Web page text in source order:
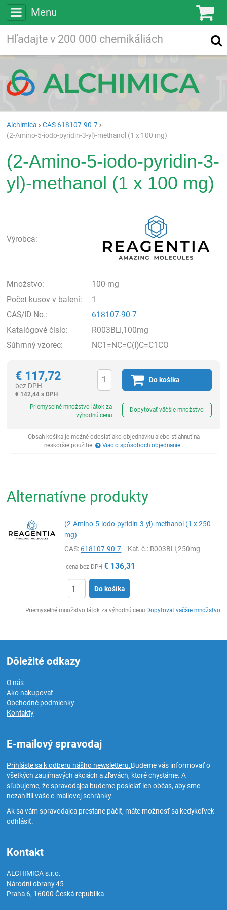
Menu
Vyhľadávanie
Alchimica
CAS 618107-90-7
(2-Amino-5-iodo-pyridin-3-yl)-methanol (1 x 100 mg)
(2-Amino-5-iodo-pyridin-3-
yl)-methanol (1 x 100 mg)
Výrobca:
Množstvo:
100 mg
Počet kusov v balení:
1
CAS/ID No.:
618107-90-7
Katalógové číslo:
R003BLI,100mg
Súhrnný vzorec:
NC1=NC=C(I)C=C1CO
€ 117,72
bez DPH
€ 142,44 s DPH
Do košíka
Priemyselné množstvo látok za
výhodnú cenu
Dopytovať väčšie množstvo
Obsah košíka je možné odoslať ako objednávku alebo stiahnuť na
neskoršie použitie.
Viac o spôsoboch objednanie .
Alternatívne produkty
(2-Amino-5-iodo-pyridin-3-yl)-methanol (1 x 250
mg)
CAS:618107-90-7 Kat. č.: R003BLI,250mg
cena bez DPH € 136,31
Do košíka
Priemyselné množstvo látok za výhodnú cenu Dopytovať väčšie množstvo
Dôležité odkazy
O nás
Ako nakupovať
Obchodné podmienky
Kontakty
E-mailový spravodaj
Prihláste sa k odberu nášho newsletteru.Budeme vás informovať o
všetkých zaujímavých akciách a zľavách, ktoré chystáme. A
sľubujeme, že spravodajca budeme posielať len občas, aby sme
nezahltili vaše e-mailovej schránky.
Ak sa vám spravodajca prestane páčiť, máte možnosť sa kedykoľvek
odhlásiť.
Kontakt
ALCHIMICA s.r.o.
Národní obrany 45
Praha 6, 16000Česká republika